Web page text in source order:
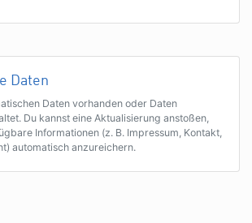
Daten
Daten vorhanden oder Daten
Du kannst eine Aktualisierung anstoßen,
Informationen (z. B. Impressum, Kontakt,
automatisch anzureichern.